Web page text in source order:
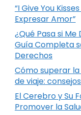
“I Give You
Expresar Amor”
¿Qué Pasa si
Guía Completa
Derechos
Cómo superar
de viaje:
El Cerebro y Su
Promover la